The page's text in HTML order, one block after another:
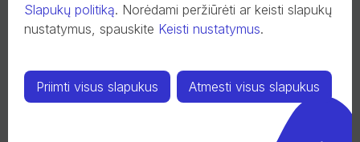
Slapukų politiką. Norėdami peržiūrėti ar keisti slapukų
nustatymus, spauskite Keisti nustatymus.
Priimti visus slapukus Atmesti visus slapukus